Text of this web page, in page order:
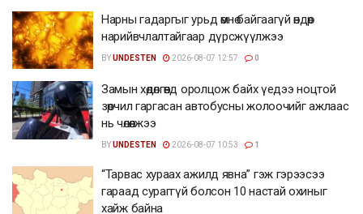
Нарны гадаргыг урьд өмнө байгаагүй өндөр
нарийвчлалтайгаар дүрсжүүлжээ
BYUNDESTEN 2026-08-07 12:57 0
Замын хөдөлгөөнд оролцож байх үедээ ноцтой
зөрчил гаргасан автобусны жолоочийг ажлаас
нь чөлөөлжээ
BYUNDESTEN 2026-08-07 10:53 1
“Тарвас хураах ажилд явна” гэж гэрээсээ
гараад сураггүй болсон 10 настай охиныг
хайж байна